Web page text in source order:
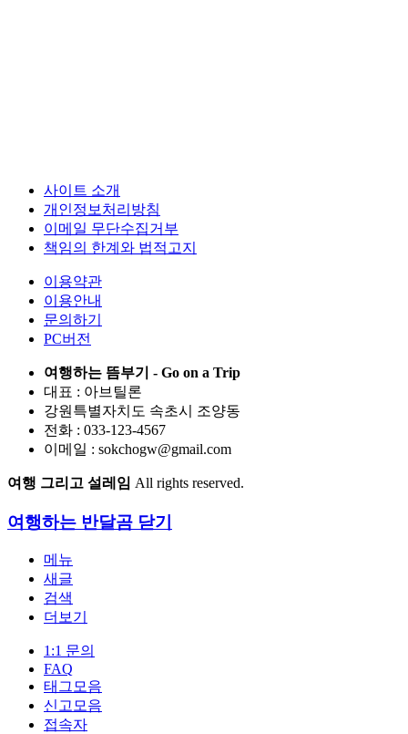
사이트 소개
개인정보처리방침
이메일 무단수집거부
책임의 한계와 법적고지
이용약관
이용안내
문의하기
PC버전
여행하는 뜸부기 - Go on a Trip
대표 : 아브틸론
강원특별자치도 속초시 조양동
전화 : 033-123-4567
이메일 : sokchogw@gmail.com
여행 그리고 설레임 All rights reserved.
여행하는 반달곰 닫기
메뉴
새글
검색
더보기
1:1 문의
FAQ
태그모음
신고모음
접속자